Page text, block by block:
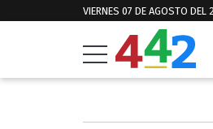
VIERNES 07 DE AGOSTO DEL